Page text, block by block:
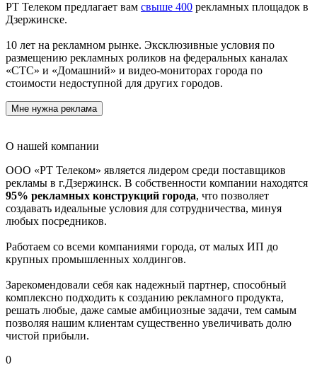
РТ Телеком предлагает вам свыше 400 рекламных площадок в
Дзержинске.
10 лет на рекламном рынке. Эксклюзивные условия по
размещению рекламных роликов на федеральных каналах
«СТС» и «Домашний» и видео-мониторах города по
стоимости недоступной для других городов.
Мне нужна реклама
О нашей компании
ООО «РТ Телеком» является лидером среди поставщиков
рекламы в г.Дзержинск. В собственности компании находятся
95% рекламных конструкций города, что позволяет
создавать идеальные условия для сотрудничества, минуя
любых посредников.
Работаем со всеми компаниями города, от малых ИП до
крупных промышленных холдингов.
Зарекомендовали себя как надежный партнер, способный
комплексно подходить к созданию рекламного продукта,
решать любые, даже самые амбициозные задачи, тем самым
позволяя нашим клиентам существенно увеличивать долю
чистой прибыли.
0